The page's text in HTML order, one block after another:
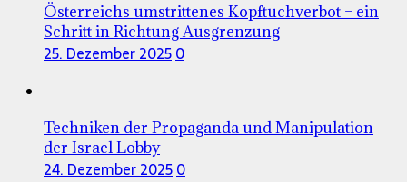
Österreichs umstrittenes Kopftuchverbot – ein
Schritt in Richtung Ausgrenzung
25. Dezember 20250
Techniken der Propaganda und Manipulation
der Israel Lobby
24. Dezember 20250